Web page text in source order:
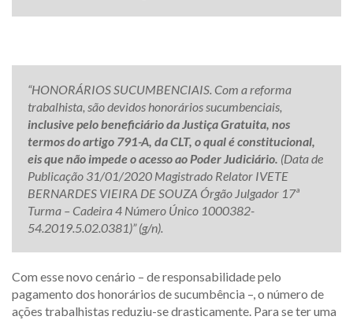
“HONORÁRIOS SUCUMBENCIAIS. Com a reforma
trabalhista, são devidos honorários sucumbenciais,
inclusive pelo beneficiário da Justiça Gratuita, nos
termos do artigo 791-A, da CLT, o qual é constitucional,
eis que não impede o acesso ao Poder Judiciário. (Data de
Publicação 31/01/2020 Magistrado Relator IVETE
BERNARDES VIEIRA DE SOUZA Órgão Julgador 17ª
Turma – Cadeira 4 Número Único 1000382-
54.2019.5.02.0381)” (g/n).
Com esse novo cenário – de responsabilidade pelo
pagamento dos honorários de sucumbência –, o número de
ações trabalhistas reduziu-se drasticamente. Para se ter uma